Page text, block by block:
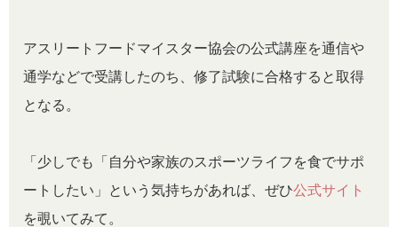
アスリートフードマイスター協会の公式講座を通信や
通学などで受講したのち、修了試験に合格すると取得
となる。
「少しでも「自分や家族のスポーツライフを食でサポ
ートしたい」という気持ちがあれば、ぜひ公式サイト
を覗いてみて。